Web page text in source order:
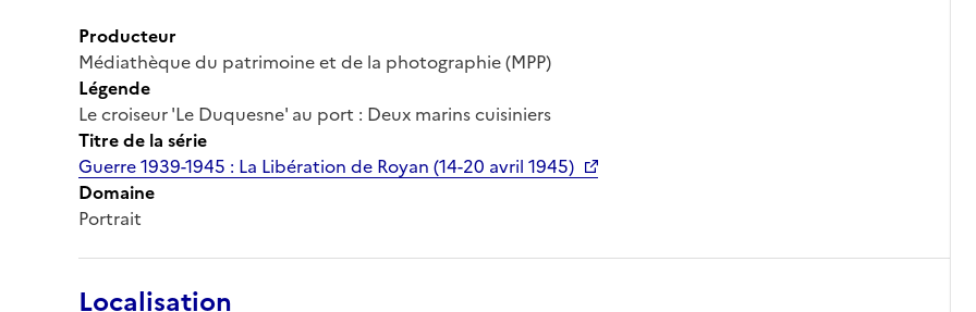
Producteur
Médiathèque du patrimoine et de la photographie (MPP)
Légende
Le croiseur 'Le Duquesne' au port : Deux marins cuisiniers
Titre de la série
Guerre 1939-1945 : La Libération de Royan (14-20 avril 1945)
Domaine
Portrait
Localisation